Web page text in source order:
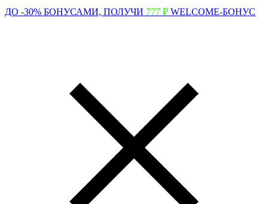
ДО -30% БОНУСАМИ, ПОЛУЧИ 777 ₽ WELCOME-БОНУС